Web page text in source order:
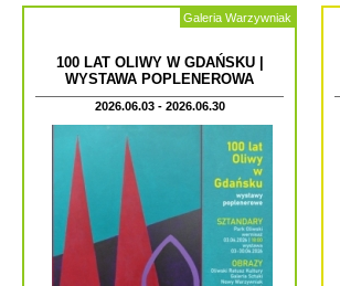
Galeria Warzywniak
100 LAT OLIWY W GDAŃSKU |
WYSTAWA POPLENEROWA
2026.06.03 - 2026.06.30